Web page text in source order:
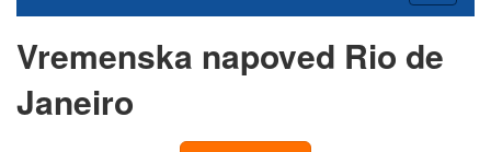
Vremenska napoved Rio de
Janeiro